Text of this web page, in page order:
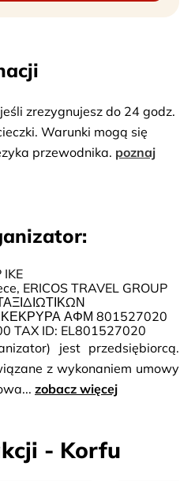
zrezygnujesz do 24 godz.
Warunki mogą się
przewodnika. poznaj
IKE
ERICOS TRAVEL GROUP
ΑΦΜ 801527020
TAX ID: EL801527020
jest przedsiębiorcą.
z wykonaniem umowy
zobacz więcej
- Korfu